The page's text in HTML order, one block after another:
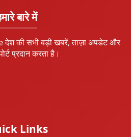
बारे में
की सभी बड़ी खबरें, ताज़ा अपडेट और
प्रदान करता है।
Links